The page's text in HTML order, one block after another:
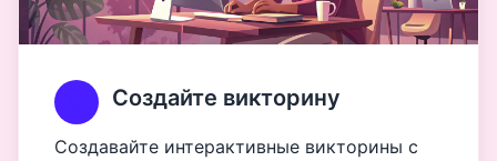
Создайте викторину
Создавайте интерактивные викторины с